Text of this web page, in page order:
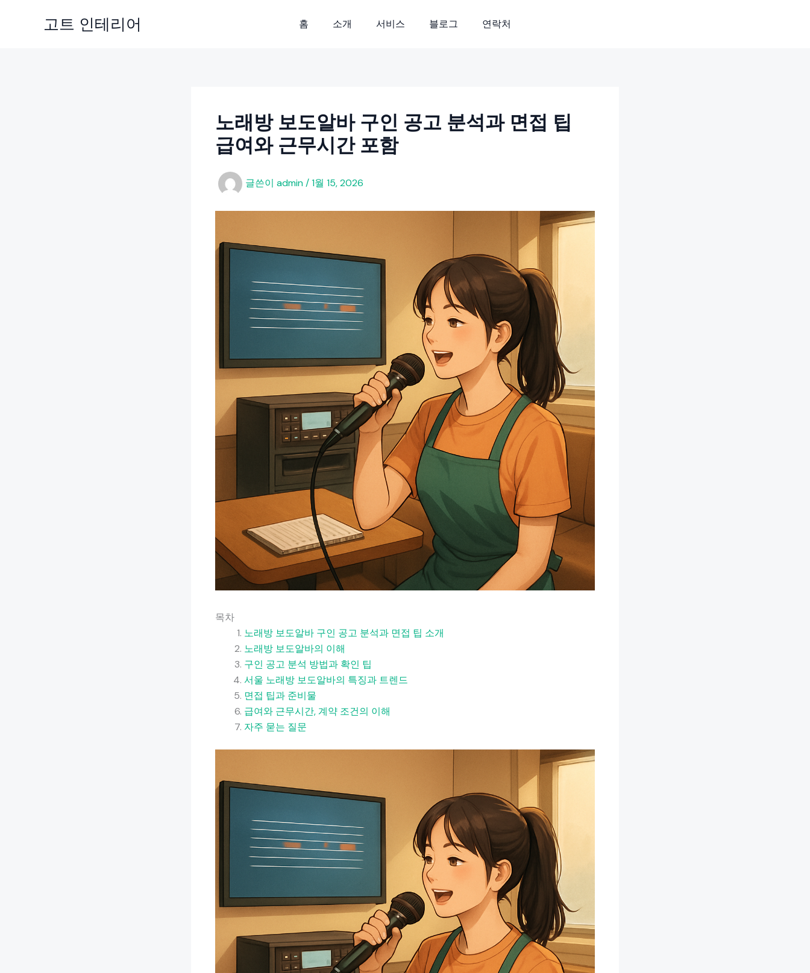
고트 인테리어 홈 소개 서비스 블로그 연락처
노래방 보도알바 구인 공고 분석과 면접 팁
급여와 근무시간 포함
글쓴이 admin/1월 15, 2026
목차
노래방 보도알바 구인 공고 분석과 면접 팁 소개
노래방 보도알바의 이해
구인 공고 분석 방법과 확인 팁
서울 노래방 보도알바의 특징과 트렌드
면접 팁과 준비물
급여와 근무시간, 계약 조건의 이해
자주 묻는 질문